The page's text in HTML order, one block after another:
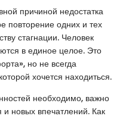
причиной недостатка
повторение одних и тех
стагнации. Человек
в единое целое. Это
но не всегда
хочется находиться.
необходимо, важно
новых впечатлений. Как